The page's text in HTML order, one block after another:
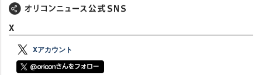
X
Xアカウント